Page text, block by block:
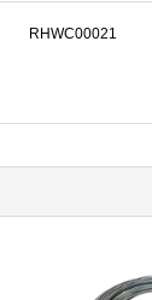
RHWC00021